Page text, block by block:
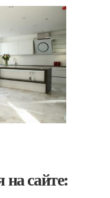
сайте: